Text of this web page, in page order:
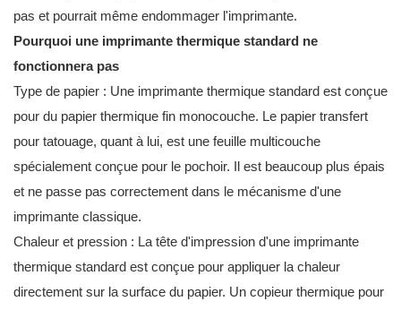
pas et pourrait même endommager l'imprimante.
Pourquoi une imprimante thermique standard ne
fonctionnera pas
Type de papier : Une imprimante thermique standard est conçue
pour du papier thermique fin monocouche. Le papier transfert
pour tatouage, quant à lui, est une feuille multicouche
spécialement conçue pour le pochoir. Il est beaucoup plus épais
et ne passe pas correctement dans le mécanisme d'une
imprimante classique.
Chaleur et pression : La tête d'impression d'une imprimante
thermique standard est conçue pour appliquer la chaleur
directement sur la surface du papier. Un copieur thermique pour